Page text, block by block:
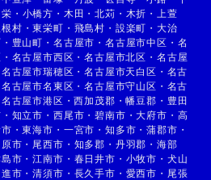
栄 ・ 小橋方 ・ 木田 ・北苅 ・ 木折 ・
上萱
根村 ・東栄町 ・ 飛島村 ・ 設楽町 ・ 大治
・ 豊山町 ・ 名古屋市 ・ 名古屋市中区 ・ 名
・ 名古屋市西区 ・名古屋市北区 ・ 名古屋
名古屋市瑞穂区 ・名古屋市天白区 ・ 名古
名古屋市名東区 ・名古屋市守山区 ・ 名古
名古屋市港区 ・西加茂郡 ・幡豆郡 ・ 豊田
・ 知立市 ・ 西尾市 ・碧南市 ・大府市 ・ 高
・東海市 ・ 一宮市 ・ 知多市 ・蒲郡市 ・
原市 ・ 尾西市 ・ 知多郡 ・ 丹羽郡 ・ 海部
市 ・江南市 ・ 春日井市 ・ 小牧市 ・ 犬山
進市 ・清須市 ・ 長久手市 ・ 愛西市 ・ 尾張